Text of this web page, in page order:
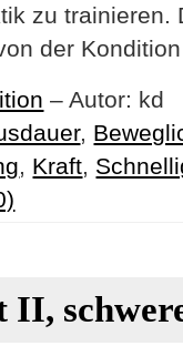
zu trainieren.
der
– Autor: kd
,
, Kraft,
II,